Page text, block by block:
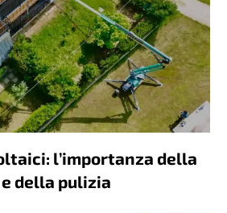
l’importanza della
della pulizia